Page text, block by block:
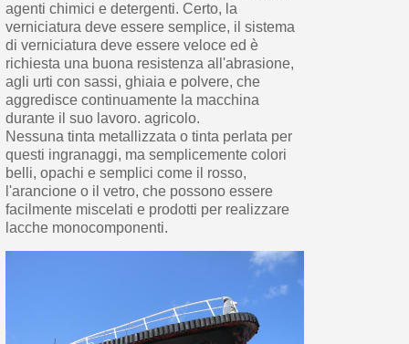
agenti chimici e detergenti. Certo, la
verniciatura deve essere semplice, il sistema
di verniciatura deve essere veloce ed è
richiesta una buona resistenza all'abrasione,
agli urti con sassi, ghiaia e polvere, che
aggredisce continuamente la macchina
durante il suo lavoro. agricolo.
Nessuna tinta metallizzata o tinta perlata per
questi ingranaggi, ma semplicemente colori
belli, opachi e semplici come il rosso,
l'arancione o il vetro, che possono essere
facilmente miscelati e prodotti per realizzare
lacche monocomponenti.